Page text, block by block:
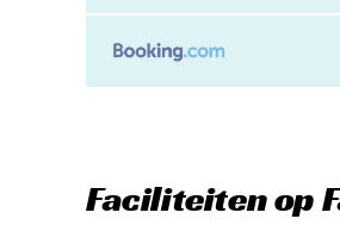
Faciliteitenop